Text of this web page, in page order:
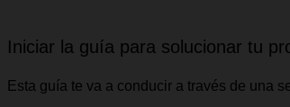
Iniciar la guía para solucionar tu
Esta guía te va a conducir a través de una